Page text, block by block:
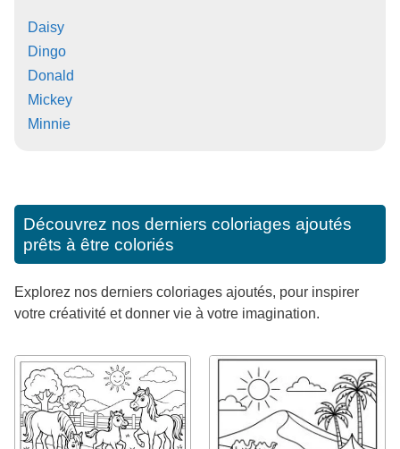
Daisy
Dingo
Donald
Mickey
Minnie
Découvrez nos derniers coloriages ajoutés
prêts à être coloriés
Explorez nos derniers coloriages ajoutés, pour inspirer
votre créativité et donner vie à votre imagination.